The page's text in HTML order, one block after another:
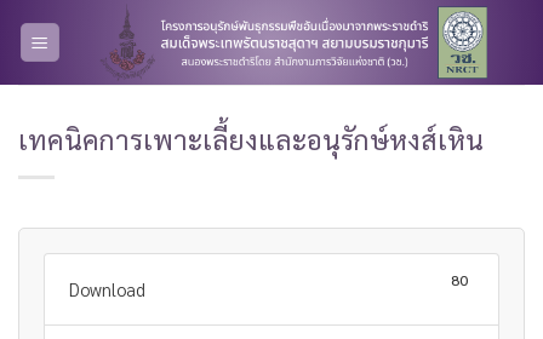
เทคนิคการเพาะเลี้ยงและอนุรักษ์หงส์เหิน
Download 80